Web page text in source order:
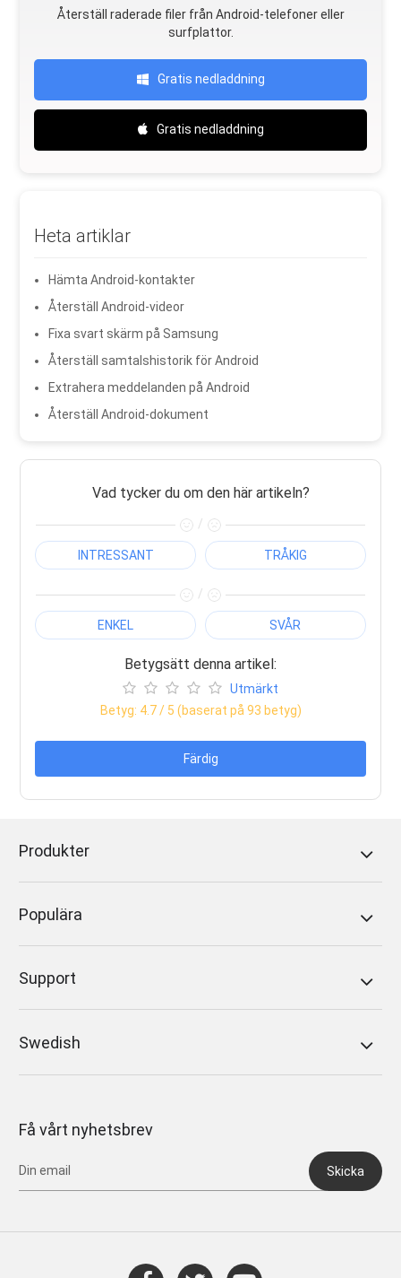
Återställ raderade filer från Android-telefoner eller
surfplattor.
Gratis nedladdning
Gratis nedladdning
Heta artiklar
Hämta Android-kontakter
Återställ Android-videor
Fixa svart skärm på Samsung
Återställ samtalshistorik för Android
Extrahera meddelanden på Android
Återställ Android-dokument
Vad tycker du om den här artikeln?
/
INTRESSANT TRÅKIG
/
ENKEL SVÅR
Betygsätt denna artikel:
Utmärkt
Betyg: 4.7/ 5 (baserat på 93 betyg)
Färdig
Produkter
Populära
Support
Swedish
Få vårt nyhetsbrev
Skicka